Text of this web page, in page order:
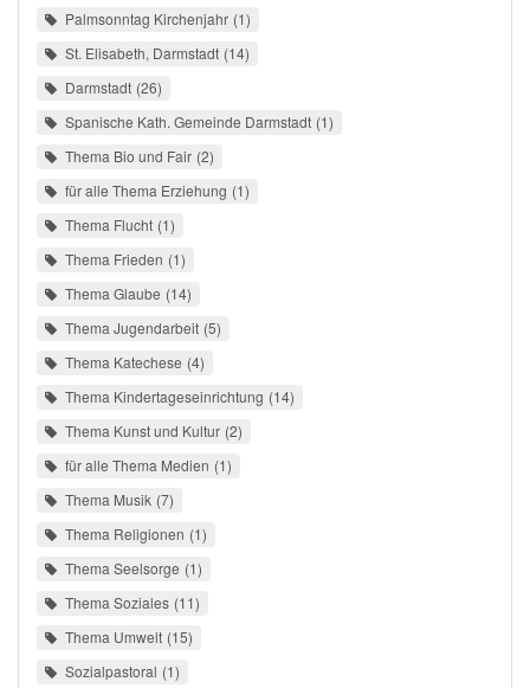
Palmsonntag Kirchenjahr 1
St. Elisabeth, Darmstadt 14
Darmstadt 26
Spanische Kath. Gemeinde Darmstadt 1
Thema Bio und Fair 2
für alle Thema Erziehung 1
Thema Flucht 1
Thema Frieden 1
Thema Glaube 14
Thema Jugendarbeit 5
Thema Katechese 4
Thema Kindertageseinrichtung 14
Thema Kunst und Kultur 2
für alle Thema Medien 1
Thema Musik 7
Thema Religionen 1
Thema Seelsorge 1
Thema Soziales 11
Thema Umwelt 15
Sozialpastoral 1